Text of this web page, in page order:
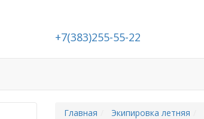
+7(383)255-55-22
Главная Экипировка летняя